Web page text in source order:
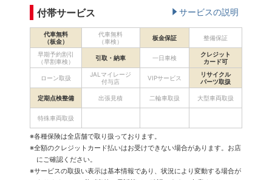
付帯サービス サービスの説明
代車無料
（板金）
代車無料
（車検）
板金保証 整備保証
早期予約割引
（早割車検）
引取・納車 一日車検
クレジット
カード可
ローン取扱
JALマイレージ
付与店
VIPサービス
リサイクル
パーツ取扱
定期点検整備 出張見積 二輪車取扱 大型車両取扱
特殊車両取扱
※各種保険は全店舗で取り扱っております。
※全額のクレジットカード払いはお受けできない場合があります。お店
にご確認ください。
※サービスの取扱い表示は基本情報であり、状況により変動する場合が